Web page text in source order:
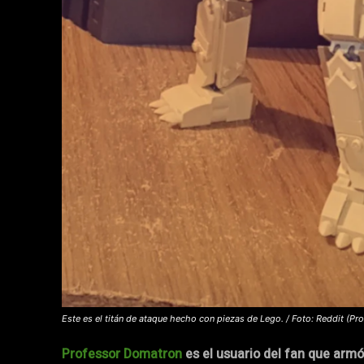
Este es el titán de ataque hecho con piezas de Lego. / Foto: Reddit
Professor Domatron es el usuario del fan que